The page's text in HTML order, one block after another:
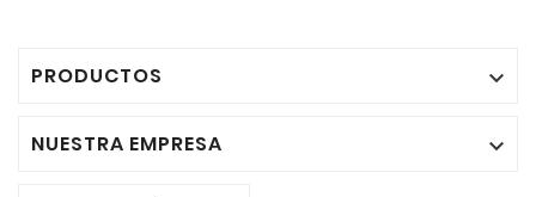
PRODUCTOS 
NUESTRA EMPRESA 